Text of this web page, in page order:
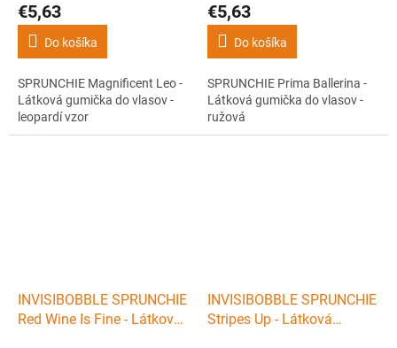
€5,63
Do košíka
SPRUNCHIE Magnificent Leo -
Látková gumička do vlasov -
leopardí vzor
€5,63
Do košíka
SPRUNCHIE Prima Ballerina -
Látková gumička do vlasov -
ružová
INVISIBOBBLE SPRUNCHIE
Red Wine Is Fine - Látková
INVISIBOBBLE SPRUNCHIE
Stripes Up - Látková